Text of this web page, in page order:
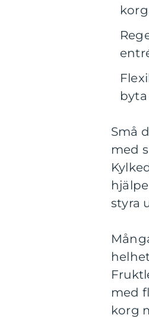
Små
med
styra
med
korg